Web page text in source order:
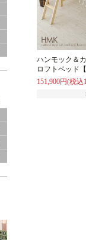
ハンモック＆
ロフトベッド
151,900円(税込